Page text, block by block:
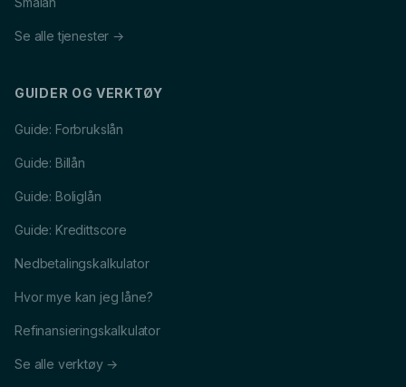
Se alle tjenester →
GUIDER OG VERKTØY
Guide: Forbrukslån
Guide: Billån
Guide: Boliglån
Guide: Kredittscore
Nedbetalingskalkulator
Hvor mye kan jeg låne?
Refinansieringskalkulator
Se alle verktøy →